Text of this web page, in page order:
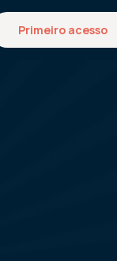
Primeiro acesso